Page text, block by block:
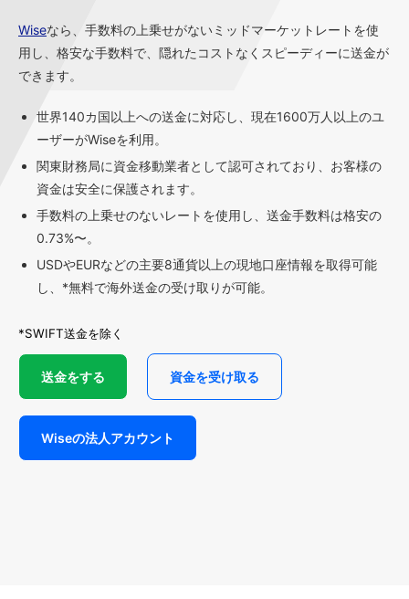
Wiseなら、手数料の上乗せがないミッドマーケットレートを使
用し、格安な手数料で、隠れたコストなくスピーディーに送金が
できます。
世界140カ国以上への送金に対応し、現在1600万人以上のユ
ーザーがWiseを利用。
関東財務局に資金移動業者として認可されており、お客様の
資金は安全に保護されます。
手数料の上乗せのないレートを使用し、送金手数料は格安の
0.73%〜。
USDやEURなどの主要8通貨以上の現地口座情報を取得可能
し、*無料で海外送金の受け取りが可能。
*SWIFT送金を除く
送金をする 資金を受け取る
Wiseの法人アカウント